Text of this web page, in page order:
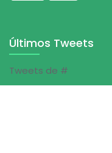
Últimos Tweets
Tweets de #